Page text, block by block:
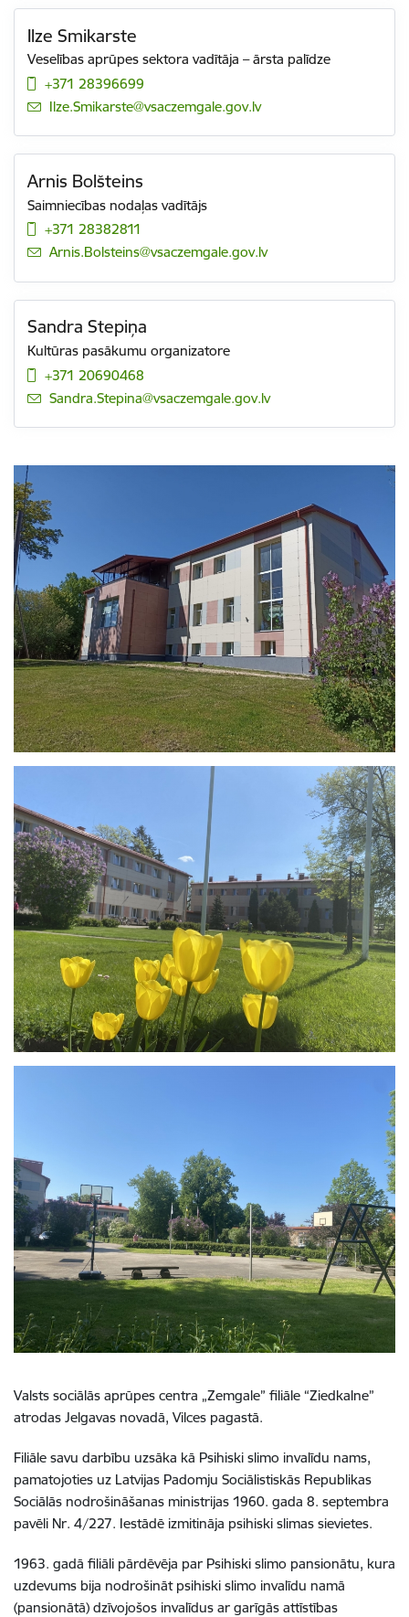
Ilze Smikarste
Veselības aprūpes sektora vadītāja – ārsta palīdze
+371 28396699
E-pasts:
Ilze.Smikarste@vsaczemgale.gov.lv
Arnis Bolšteins
Saimniecības nodaļas vadītājs
+371 28382811
E-pasts:
Arnis.Bolsteins@vsaczemgale.gov.lv
Sandra Stepiņa
Kultūras pasākumu organizatore
+371 20690468
E-pasts:
Sandra.Stepina@vsaczemgale.gov.lv
Valsts sociālās aprūpes centra „Zemgale” filiāle “Ziedkalne”
atrodas Jelgavas novadā, Vilces pagastā.
Filiāle savu darbību uzsāka kā Psihiski slimo invalīdu nams,
pamatojoties uz Latvijas Padomju Sociālistiskās Republikas
Sociālās nodrošināšanas ministrijas 1960. gada 8. septembra
pavēli Nr. 4/227. Iestādē izmitināja psihiski slimas sievietes.
1963. gadā filiāli pārdēvēja par Psihiski slimo pansionātu, kura
uzdevums bija nodrošināt psihiski slimo invalīdu namā
(pansionātā) dzīvojošos invalīdus ar garīgās attīstības